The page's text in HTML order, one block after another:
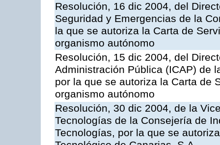
Resolución, 16 dic 2004, del
Seguridad y Emergencias de la
la que se autoriza la Carta de
organismo autónomo
Resolución, 15 dic 2004, del
Administración Pública (ICAP) de
por la que se autoriza la Carta de
organismo autónomo
Resolución, 30 dic 2004, de la
Tecnologías de la Consejería de
Tecnologías, por la que se